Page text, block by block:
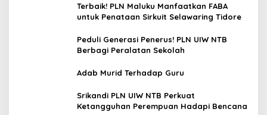
Terbaik! PLN Maluku Manfaatkan FABA
untuk Penataan Sirkuit Selawaring Tidore
Peduli Generasi Penerus! PLN UIW NTB
Berbagi Peralatan Sekolah
Adab Murid Terhadap Guru
Srikandi PLN UIW NTB Perkuat
Ketangguhan Perempuan Hadapi Bencana